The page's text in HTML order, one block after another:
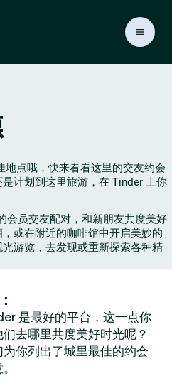
点哦，快来看看这里的交友约会
计划到这里旅游，在 Tinder 上你
会员交友配对，和新朋友共度美好
或在附近的咖啡馆中开启美妙的
游览，去发现或重新探索各种精
是最好的平台，这一点你
去哪里共度美好时光呢？
你列出了城里最佳的约会